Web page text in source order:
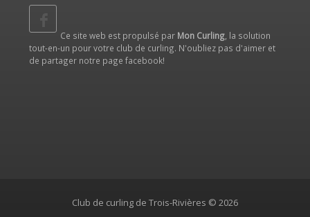
Ce site web est propulsé par Mon Curling , la solution
tout-en-un pour votre club de curling. N'oubliez pas d'aimer et
de partager notre page facebook!
Club de curling de Trois-Rivières © 2026